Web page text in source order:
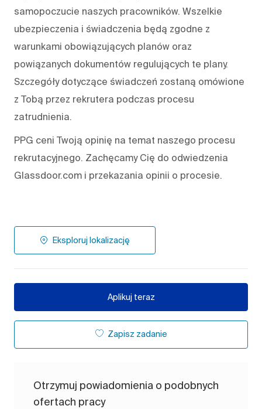
samopoczucie naszych pracowników. Wszelkie
ubezpieczenia i świadczenia będą zgodne z
warunkami obowiązujących planów oraz
powiązanych dokumentów regulujących te plany.
Szczegóły dotyczące świadczeń zostaną omówione
z Tobą przez rekrutera podczas procesu
zatrudnienia.
PPG ceni Twoją opinię na temat naszego procesu
rekrutacyjnego. Zachęcamy Cię do odwiedzenia
Glassdoor.com i przekazania opinii o procesie.
Eksploruj lokalizację
Aplikuj teraz
Zapisz zadanie
Otrzymuj powiadomienia o podobnych
ofertach pracy